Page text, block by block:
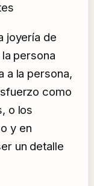
joyería de
persona
a la persona,
como
o los
y en
un detalle